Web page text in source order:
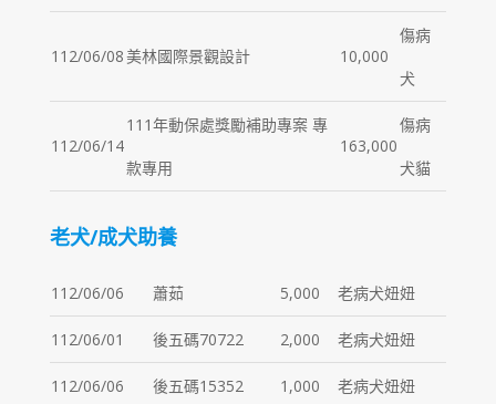
112/06/08美林國際景觀設計 10,000
傷病
犬
112/06/14
111年動保處獎勵補助專案 專
款專用
163,000
傷病
犬貓
老犬/成犬助養
112/06/06 蕭茹 5,000 老病犬妞妞
112/06/01 後五碼70722 2,000 老病犬妞妞
112/06/06 後五碼15352 1,000 老病犬妞妞